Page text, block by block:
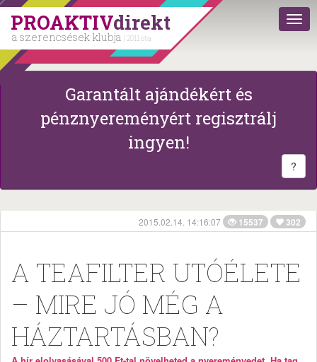
PROAKTIVdirekt
a szerencsések klubja | 2011 óta
Garantált ajándékért és
pénznyereményért regisztrálj
ingyen!
?
2015.02.14. 14:16:07 15537 302
A TEAFILTER UTÓÉLETE
– MIRE JÓ MÉG A
HÁZTARTÁSBAN?